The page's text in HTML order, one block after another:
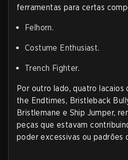
ferramentas para certas
Felhorn.
Costume Enthusiast.
Trench Fighter.
Por outro lado, quatro
the Endtimes, Bristleback
Bristlemane e Ship Jumper,
peças que estavam
poder excessivas ou padrões